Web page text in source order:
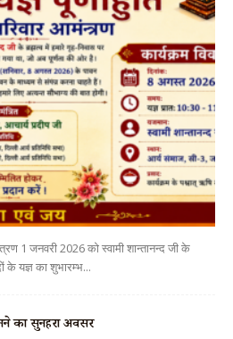
1 जनवरी 2026 को स्वामी शान्तानन्द जी के
के यज्ञ का शुभारम्भ...
का सुनहरा अवसर